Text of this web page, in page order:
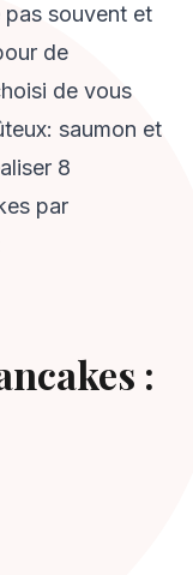
pas souvent et
de
de vous
saumon et
8
par
: